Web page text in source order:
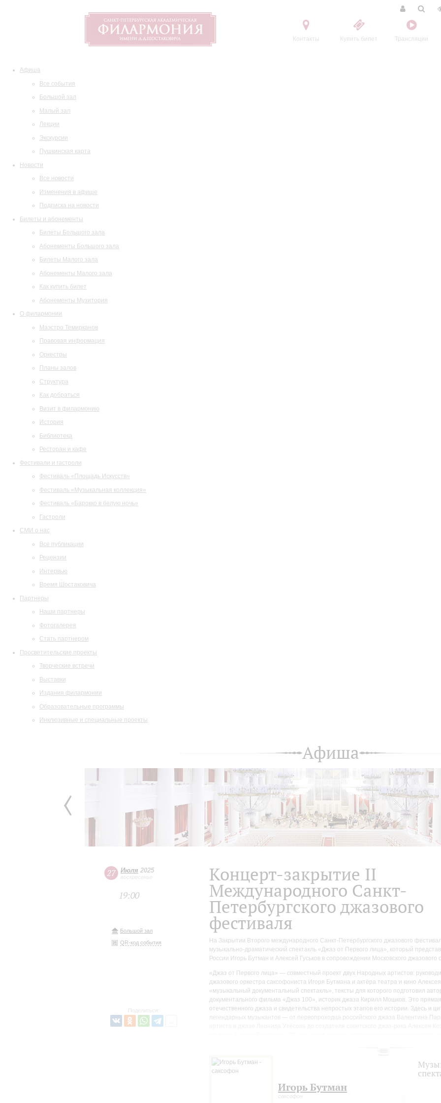
Контакты Купить билет Трансляции
Афиша
Все события
Большой зал
Малый зал
Лекции
Экскурсии
Пушкинская карта
Новости
Все новости
Изменения в афише
Подписка на новости
Билеты и абонементы
Билеты Большого зала
Абонементы Большого зала
Билеты Малого зала
Абонементы Малого зала
Как купить билет
Абонементы Музитория
О филармонии
Маэстро Темирканов
Правовая информация
Оркестры
Планы залов
Структура
Как добраться
Визит в филармонию
История
Библиотека
Ресторан и кафе
Фестивали и гастроли
Фестиваль «Площадь Искусств»
Фестиваль «Музыкальная коллекция»
Фестиваль «Барокко в белую ночь»
Гастроли
СМИ о нас
Все публикации
Рецензии
Интервью
Время Шостаковича
Партнеры
Наши партнеры
Фотогалерея
Стать партнером
Просветительские проекты
Творческие встречи
Выставки
Издания филармонии
Образовательные программы
Инклюзивные и специальные проекты
Афиша
27 Июля 2025
воскресенье
19:00
Большой зал
QR-код события
Поделиться:
Концерт-закрытие II
Международного Санкт-
Петербургского джазового
фестиваля
На Закрытии Второго международного Санкт-Петербургского джазового
музыкально-драматический спектакль «Джаз от Первого лица», который
России Игорь Бутман и Алексей Гуськов в сопровождении Московского джазового
«Джаз от Первого лица» — совместный проект двух Народных артистов:
джазового оркестра саксофониста Игоря Бутмана и актёра театра и кино
«музыкальный документальный спектакль», тексты для которого подготовил
документального фильма «Джаз 100», историк джаза Кирилл Мошков. Это
отечественного джаза и свидетельства непростых этапов его истории. Здесь и
легендарных музыкантов — от первопроходца российского джаза Валентина
статья «О музыке толстых» 1928 года!) и советского музыковеда Виктора
нищеты», вышедшая в 1950-м разгар печально известной «эпохи разгибания
отечественный джаз и боролась за его творческий рост.
Игорь Бутман
саксофон